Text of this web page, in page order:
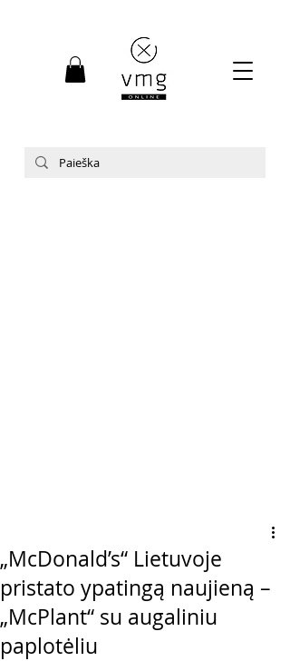
„McDonald’s“ Lietuvoje
pristato ypatingą naujieną –
„McPlant“ su augaliniu
paplotėliu